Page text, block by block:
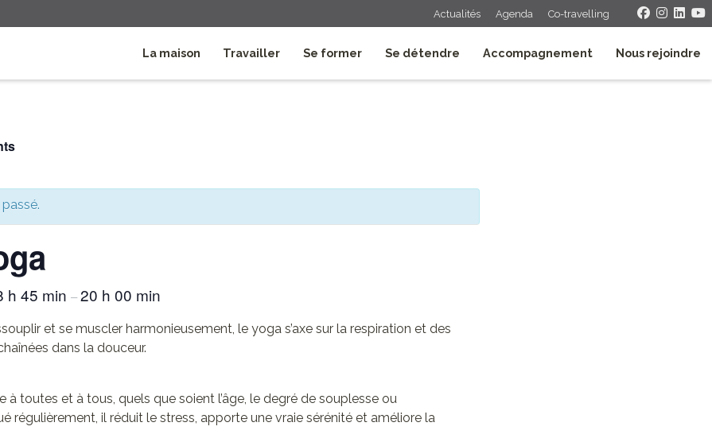
Actualités Agenda Co-travelling
La maison Travailler Se former Se détendre Accompagnement Nous rejoindre
h 45 min –20 h 00 min
et se muscler harmonieusement, le yoga s’axe sur la respiration et des
dans la douceur.
à toutes et à tous, quels que soient l’âge, le degré de souplesse ou
régulièrement, il réduit le stress, apporte une vraie sérénité et améliore la